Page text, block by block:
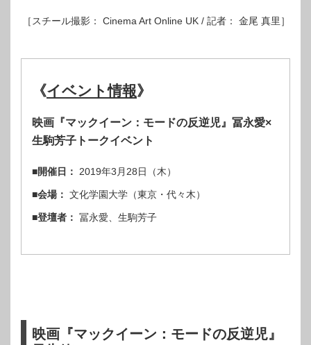
［スチール撮影： Cinema Art Online UK / 記者： 金尾 真里］
《イベント情報》
映画『マックイーン：モードの反逆児』冨永愛×
生駒芳子トークイベント
■開催日： 2019年3月28日（木）
■会場： 文化学園大学（東京・代々木）
■登壇者： 冨永愛、生駒芳子
映画『マックイーン：モードの反逆児』